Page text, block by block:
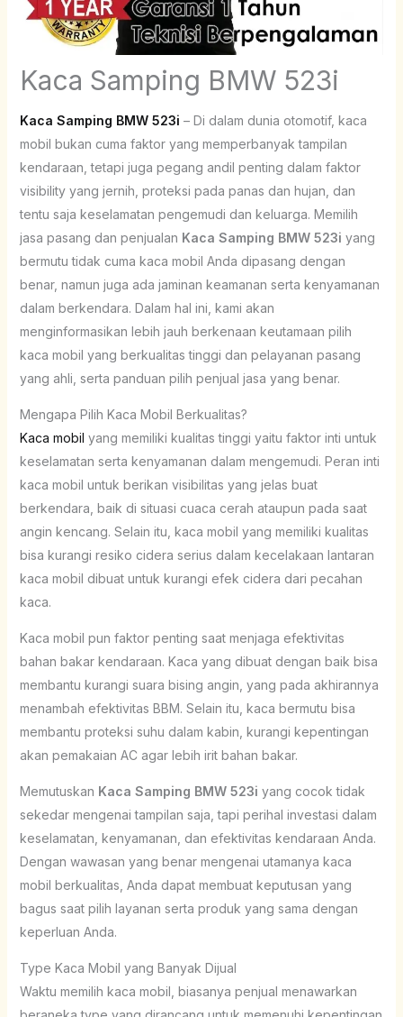
Kaca Samping BMW 523i
Kaca Samping BMW 523i – Di dalam dunia otomotif, kaca
mobil bukan cuma faktor yang memperbanyak tampilan
kendaraan, tetapi juga pegang andil penting dalam faktor
visibility yang jernih, proteksi pada panas dan hujan, dan
tentu saja keselamatan pengemudi dan keluarga. Memilih
jasa pasang dan penjualan Kaca Samping BMW 523i yang
bermutu tidak cuma kaca mobil Anda dipasang dengan
benar, namun juga ada jaminan keamanan serta kenyamanan
dalam berkendara. Dalam hal ini, kami akan
menginformasikan lebih jauh berkenaan keutamaan pilih
kaca mobil yang berkualitas tinggi dan pelayanan pasang
yang ahli, serta panduan pilih penjual jasa yang benar.
Mengapa Pilih Kaca Mobil Berkualitas?
Kaca mobil yang memiliki kualitas tinggi yaitu faktor inti untuk
keselamatan serta kenyamanan dalam mengemudi. Peran inti
kaca mobil untuk berikan visibilitas yang jelas buat
berkendara, baik di situasi cuaca cerah ataupun pada saat
angin kencang. Selain itu, kaca mobil yang memiliki kualitas
bisa kurangi resiko cidera serius dalam kecelakaan lantaran
kaca mobil dibuat untuk kurangi efek cidera dari pecahan
kaca.
Kaca mobil pun faktor penting saat menjaga efektivitas
bahan bakar kendaraan. Kaca yang dibuat dengan baik bisa
membantu kurangi suara bising angin, yang pada akhirannya
menambah efektivitas BBM. Selain itu, kaca bermutu bisa
membantu proteksi suhu dalam kabin, kurangi kepentingan
akan pemakaian AC agar lebih irit bahan bakar.
Memutuskan Kaca Samping BMW 523i yang cocok tidak
sekedar mengenai tampilan saja, tapi perihal investasi dalam
keselamatan, kenyamanan, dan efektivitas kendaraan Anda.
Dengan wawasan yang benar mengenai utamanya kaca
mobil berkualitas, Anda dapat membuat keputusan yang
bagus saat pilih layanan serta produk yang sama dengan
keperluan Anda.
Type Kaca Mobil yang Banyak Dijual
Waktu memilih kaca mobil, biasanya penjual menawarkan